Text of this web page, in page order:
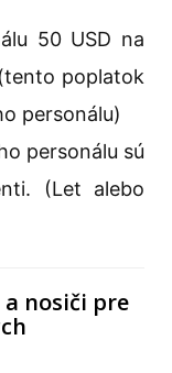
50 USD na
poplatok
personálu)
personálu sú
(Let alebo
nosiči pre